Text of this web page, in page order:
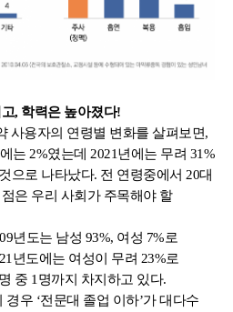
, 학력은 높아졌다!
사용자의 연령별 변화를 살펴보면,
는 2%였는데 2021년에는 무려 31%
으로 나타났다. 전 연령중에서 20대
은 우리 사회가 주목해야 할
년도는 남성 93%, 여성 7%로
년도에는 여성이 무려 23%로
중 1명까지 차지하고 있다.
경우 ‘전문대 졸업 이하’가 대다수